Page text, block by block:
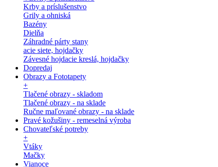
Krby a príslušenstvo
Grily a ohniská
Bazény
Dielňa
Záhradné párty stany
acie siete, hojdačky
Závesné hojdacie kreslá, hojdačky
Dopredaj
Obrazy a Fototapety
+
Tlačené obrazy - skladom
Tlačené obrazy - na sklade
Ručne maľované obrazy - na sklade
Pravé kožušiny - remeselná výroba
Chovateľské potreby
+
Vtáky
Mačky
Vianoce